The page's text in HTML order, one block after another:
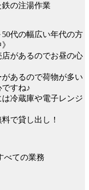
鉄の注湯作業
50代の幅広い年代の方
店があるのでお昼の心
があるので荷物が多い
すね♪
冷蔵庫や電子レンジ
で貸し出し！
べての業務